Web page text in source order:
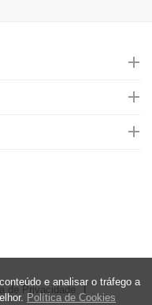
de Privacidade
e analisar o tráfego a
Política de Cookies